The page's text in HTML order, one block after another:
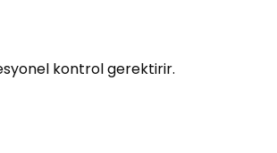
kontrol gerektirir.